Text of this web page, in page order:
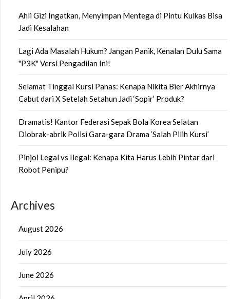
Ahli Gizi Ingatkan, Menyimpan Mentega di Pintu Kulkas Bisa
Jadi Kesalahan
Lagi Ada Masalah Hukum? Jangan Panik, Kenalan Dulu Sama
"P3K" Versi Pengadilan Ini!
Selamat Tinggal Kursi Panas: Kenapa Nikita Bier Akhirnya
Cabut dari X Setelah Setahun Jadi ‘Sopir’ Produk?
Dramatis! Kantor Federasi Sepak Bola Korea Selatan
Diobrak-abrik Polisi Gara-gara Drama ‘Salah Pilih Kursi’
Pinjol Legal vs Ilegal: Kenapa Kita Harus Lebih Pintar dari
Robot Penipu?
Archives
August 2026
July 2026
June 2026